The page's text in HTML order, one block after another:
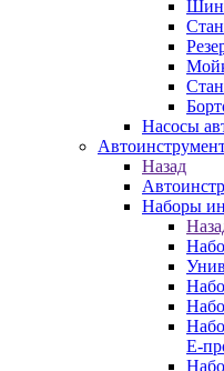
Насосы
Назад
Наборы
E-